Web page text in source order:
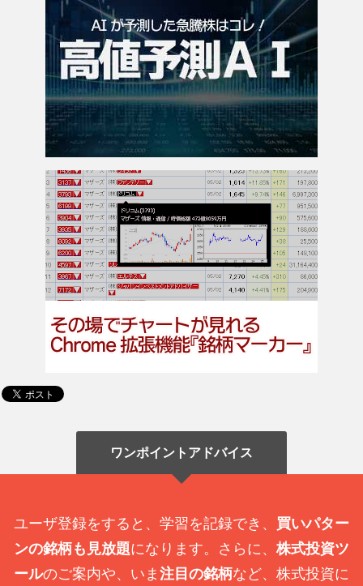
ワンポイントアドバイス
ユーザ登録をすると、学習を記録でき、 買いパター
ンの銘柄も見放題になります。さらに、 株式投資ツ
ールのご案内や、いま 注目の銘柄など、株式投資に